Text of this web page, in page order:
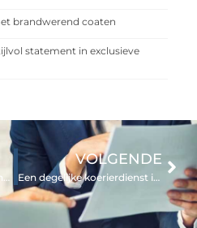
brandwerend coaten
statement in exclusieve
In deze webshop kun je eenvoudig een schuimblusser kopen voor het bestrijden van brand
VOLGENDE
Een degelijke koerierdienst in Nederland vinden? Hierop moet u letten